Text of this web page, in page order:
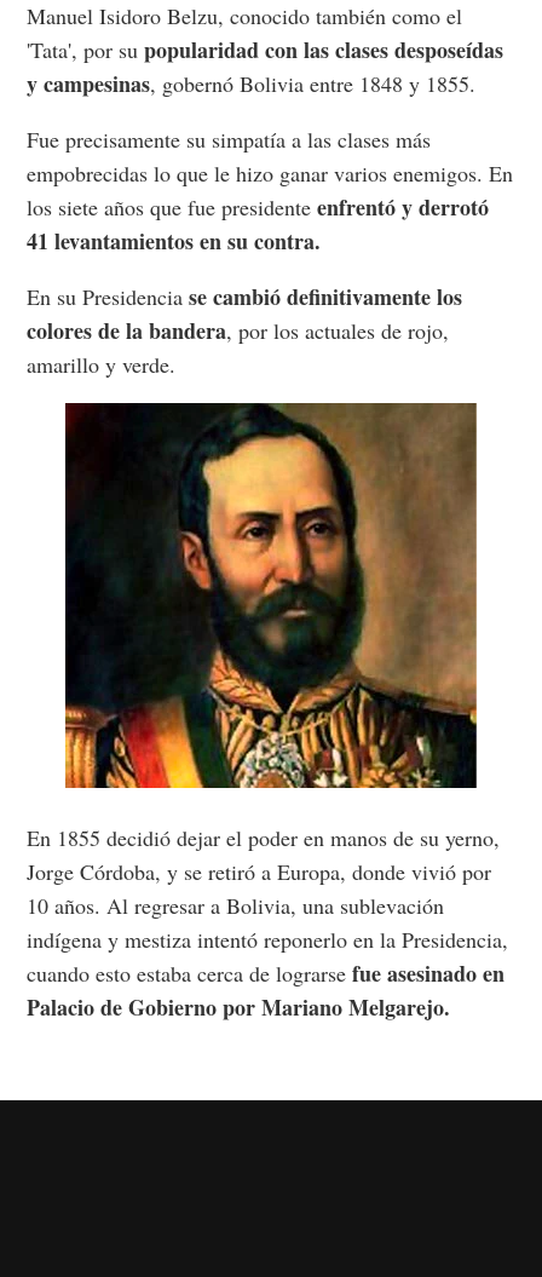
Manuel Isidoro Belzu, conocido también como el
'Tata', por supopularidad con las clases desposeídas
y campesinas, gobernó Bolivia entre 1848 y 1855.
Fue precisamente su simpatía a las clases más
empobrecidas lo que le hizo ganar varios enemigos. En
los siete años que fue presidente enfrentó y derrotó
41 levantamientos en su contra.
En su Presidenciase cambió definitivamente los
colores de la bandera, por los actuales de rojo,
amarillo y verde.
En 1855 decidió dejar el poder en manos de su yerno,
Jorge Córdoba, y se retiró a Europa, donde vivió por
10 años. Al regresar a Bolivia, una sublevación
indígena y mestiza intentó reponerlo en la Presidencia,
cuando esto estaba cerca de lograrsefue asesinado en
Palacio de Gobierno por Mariano Melgarejo.